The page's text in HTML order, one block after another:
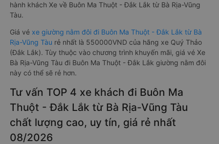
hành khách Xe về Buôn Ma Thuột - Đắk Lắk từ Bà Rịa-Vũng
Tàu.
Giá vé xe giường nằm đôi đi Buôn Ma Thuột - Đắk Lắk từ Bà
Rịa-Vũng Tàu rẻ nhất là 550000VND của hãng xe Quý Thảo
(Đắk Lắk). Tùy thuộc vào chương trình khuyến mãi, giá vé Xe
Bà Rịa-Vũng Tàu đi Buôn Ma Thuột - Đắk Lắk giường nằm đôi
này có thể sẽ rẻ hơn.
Tư vấn TOP 4 xe khách đi Buôn Ma
Thuột - Đắk Lắk từ Bà Rịa-Vũng Tàu
chất lượng cao, uy tín, giá rẻ nhất
08/2026